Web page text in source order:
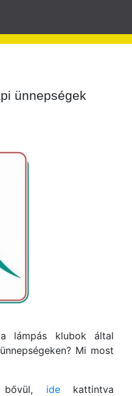
ünnepségek
lámpás klubok által
Mi most
bővül, idekattintva